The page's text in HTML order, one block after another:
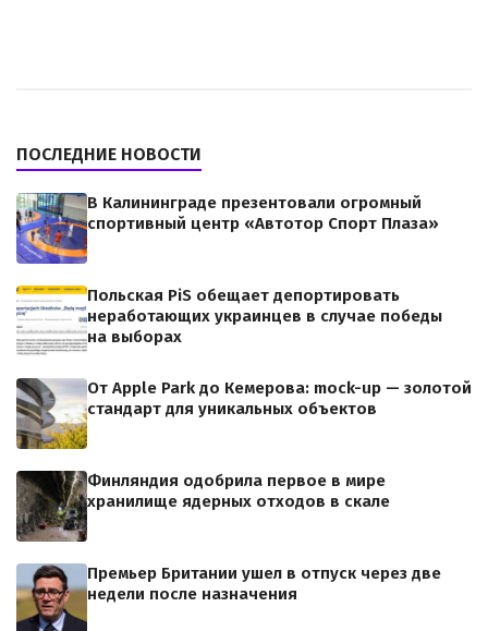
ПОСЛЕДНИЕ НОВОСТИ
В Калининграде презентовали огромный
спортивный центр «Автотор Спорт Плаза»
Польская PiS обещает депортировать
неработающих украинцев в случае победы
на выборах
От Apple Park до Кемерова: mock-up — золотой
стандарт для уникальных объектов
Финляндия одобрила первое в мире
хранилище ядерных отходов в скале
Премьер Британии ушел в отпуск через две
недели после назначения